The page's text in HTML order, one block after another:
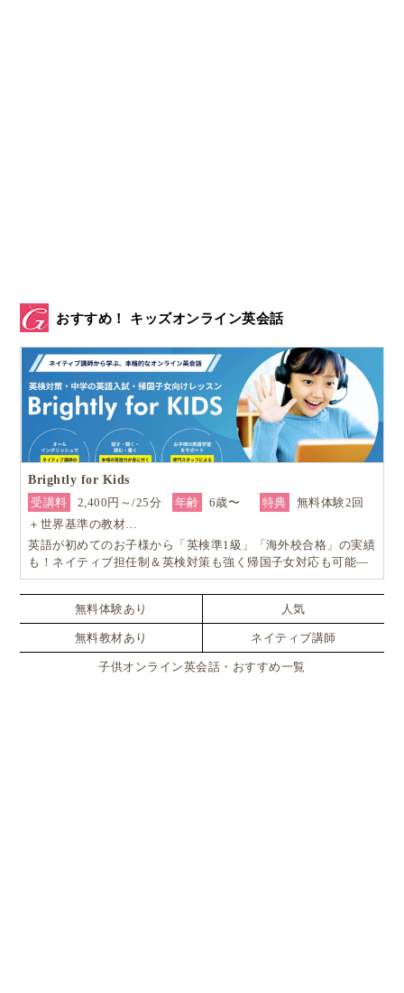
おすすめ！ キッズオンライン英会話
Brightly for Kids
受講料
2,400円～/25分 年齢 6歳〜 特典
無料体験2回
＋世界基準の教材…
英語が初めてのお子様から「英検準1級」「海外校合格」の実績
も！ネイティブ担任制＆英検対策も強く帰国子女対応も可能―
小学生からの4技能本格英会話『Brightly for Kids｜ブライトリ
ー』
無料体験あり
人気
無料教材あり ネイティブ講師
子供オンライン英会話・おすすめ一覧